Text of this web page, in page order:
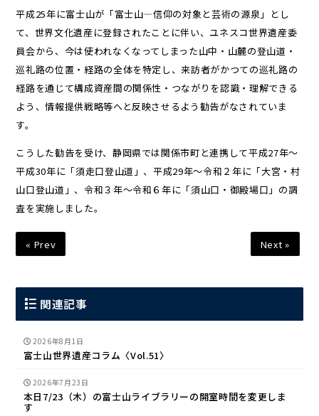
平成25年に富士山が「富士山―信仰の対象と芸術の源泉」とし
て、世界文化遺産に登録されたことに伴い、ユネスコ世界遺産委
員会から、今は使われなくなってしまった山中・山麓の登山道・
巡礼路の位置・経路の全体を特定し、来訪者がかつての巡礼路の
経路を通じて構成資産間の関係性・つながりを認識・理解できる
よう、情報提供戦略等へと反映させるよう勧告がなされていま
す。
こうした勧告を受け、静岡県では関係市町と連携して平成27年～
平成30年に「須走口登山道」、平成29年～令和２年に「大宮・村
山口登山道」、令和３年～令和６年に「須山口・御殿場口」の調
査を実施しました。
« Prev Next »
関連記事
2026年8月1日
富士山世界遺産コラム〈Vol.51〉
2026年7月23日
本日7/23（木）の富士山ライブラリーの開室時間を変更しま
す